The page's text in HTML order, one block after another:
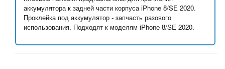
аккумулятора к задней части корпуса iPhone 8/SE 2020.
Проклейка под аккумулятор - запчасть разового
использования. Подходят к моделям iPhone 8/SE 2020.